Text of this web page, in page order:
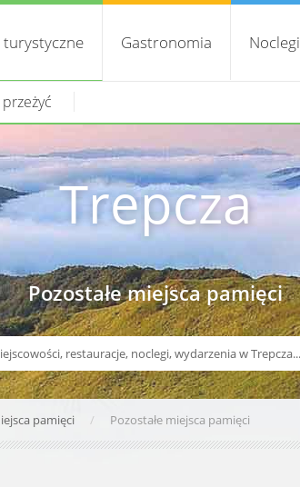
turystyczne Gastronomia Noclegi
Trepcza
Pozostałe miejsca pamięci
pamięci Pozostałe miejsca pamięci